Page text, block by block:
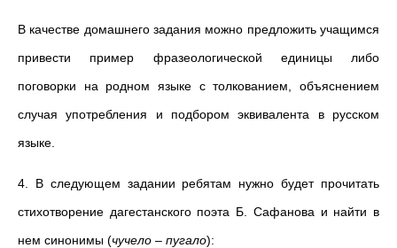
В качестве домашнего задания можно предложить учащимся
привести пример фразеологической единицы либо
поговорки на родном языке с толкованием, объяснением
случая употребления и подбором эквивалента в русском
языке.
4. В следующем задании ребятам нужно будет прочитать
стихотворение дагестанского поэта Б.
Сафанова и найти в
нем синонимы (чучело – пугало):